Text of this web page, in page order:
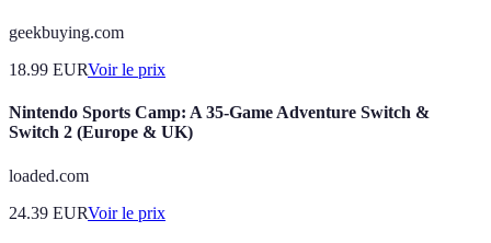
geekbuying.com
18.99 EURVoir le prix
Nintendo Sports Camp: A 35-Game Adventure Switch &
Switch 2 (Europe & UK)
loaded.com
24.39 EURVoir le prix